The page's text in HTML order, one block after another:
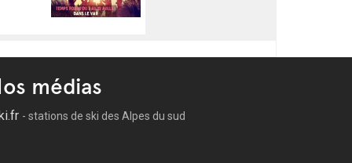
médias
- stations de ski des Alpes du sud